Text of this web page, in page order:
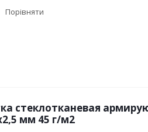
Порівняти
стеклотканевая
мм 45 г/м2